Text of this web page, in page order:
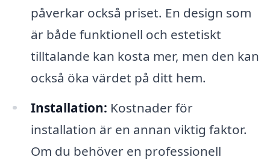
påverkar också priset. En design som
är både funktionell och estetiskt
tilltalande kan kosta mer, men den kan
också öka värdet på ditt hem.
Installation: Kostnader för
installation är en annan viktig faktor.
Om du behöver en professionell